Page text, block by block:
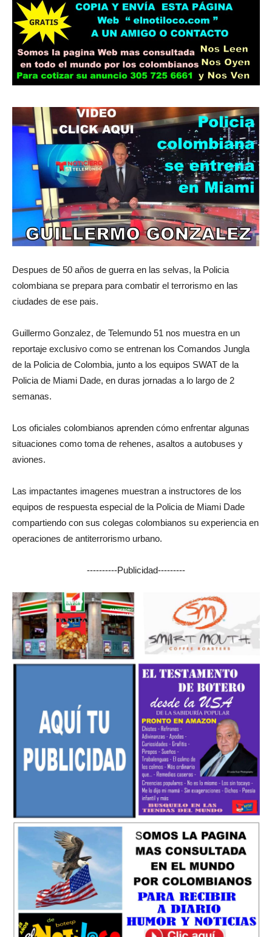
Despues de 50 años de guerra en las selvas, la Policia
colombiana se prepara para combatir el terrorismo en las
ciudades de ese pais.
Guillermo Gonzalez, de Telemundo 51 nos muestra en un
reportaje exclusivo como se entrenan los Comandos Jungla
de la Policia de Colombia, junto a los equipos SWAT de la
Policia de Miami Dade, en duras jornadas a lo largo de 2
semanas.
Los oficiales colombianos aprenden cómo enfrentar algunas
situaciones como toma de rehenes, asaltos a autobuses y
aviones.
Las impactantes imagenes muestran a instructores de los
equipos de respuesta especial de la Policia de Miami Dade
compartiendo con sus colegas colombianos su experiencia en
operaciones de antiterrorismo urbano.
----------Publicidad---------